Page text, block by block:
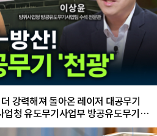
강력해져 돌아온 레이저 대공무기
업청 유도무기사업부 방공유도무기사